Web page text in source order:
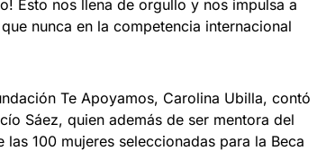
Esto nos llena de orgullo y nos impulsa a
nunca en la competencia internacional
Te Apoyamos, Carolina Ubilla, contó
Sáez, quien además de ser mentora del
100 mujeres seleccionadas para la Beca